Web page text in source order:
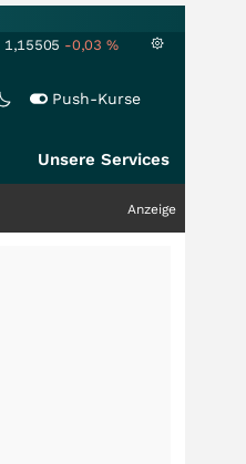
1,15505 -0,03 %
Push-Kurse
Unsere Services
Anzeige